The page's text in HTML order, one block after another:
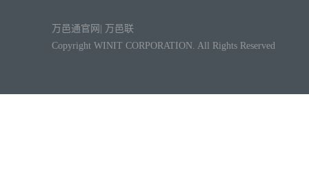
万邑通官网
万邑联
Copyright WINIT CORPORATION. All Rights Reserved